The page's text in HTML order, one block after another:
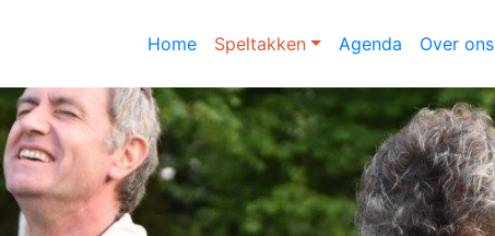
Home Speltakken Agenda Over ons